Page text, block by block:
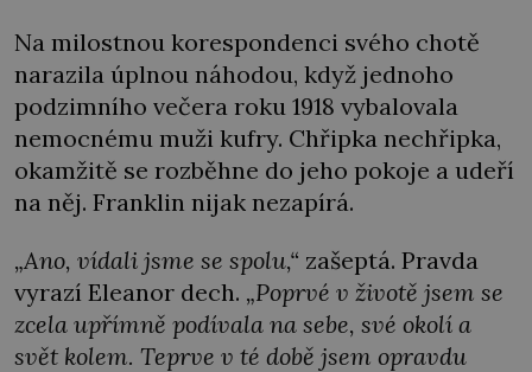
Na milostnou korespondenci svého chotě
narazila úplnou náhodou, když jednoho
podzimního večera roku 1918 vybalovala
nemocnému muži kufry. Chřipka nechřipka,
okamžitě se rozběhne do jeho pokoje a udeří
na něj. Franklin nijak nezapírá.
„Ano, vídali jsme se spolu,“ zašeptá. Pravda
vyrazí Eleanor dech. „Poprvé v životě jsem se
zcela upřímně podívala na sebe, své okolí a
svět kolem. Teprve v té době jsem opravdu